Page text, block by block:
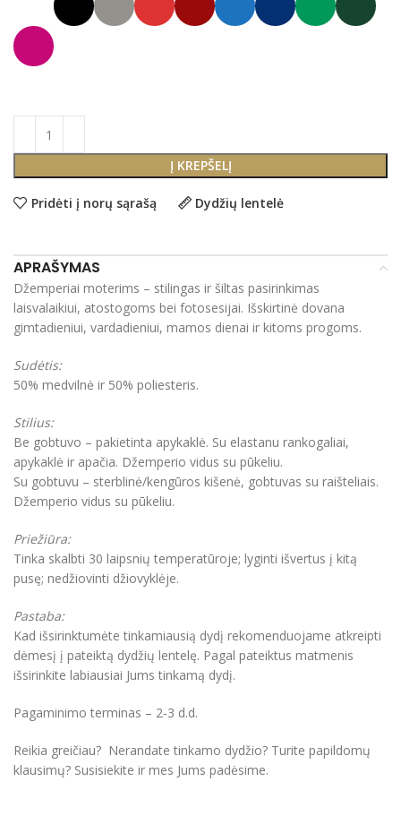
Į KREPŠELĮ
Pridėti į norų sąrašą Dydžių lentelė
APRAŠYMAS
Džemperiai moterims – stilingas ir šiltas pasirinkimas
laisvalaikiui, atostogoms bei fotosesijai. Išskirtinė dovana
gimtadieniui, vardadieniui, mamos dienai ir kitoms progoms.
Sudėtis:
50% medvilnė ir 50% poliesteris.
Stilius:
Be gobtuvo – pakietinta apykaklė. Su elastanu rankogaliai,
apykaklė ir apačia. Džemperio vidus su pūkeliu.
Su gobtuvu – sterblinė/kengūros kišenė, gobtuvas su raišteliais.
Džemperio vidus su pūkeliu.
Priežiūra:
Tinka skalbti 30 laipsnių temperatūroje; lyginti išvertus į kitą
pusę; nedžiovinti džiovyklėje.
Pastaba:
Kad išsirinktumėte tinkamiausią dydį rekomenduojame atkreipti
dėmesį į pateiktą dydžių lentelę. Pagal pateiktus matmenis
išsirinkite labiausiai Jums tinkamą dydį.
Pagaminimo terminas – 2-3 d.d.
Reikia greičiau? Nerandate tinkamo dydžio? Turite papildomų
klausimų? Susisiekite ir mes Jums padėsime.